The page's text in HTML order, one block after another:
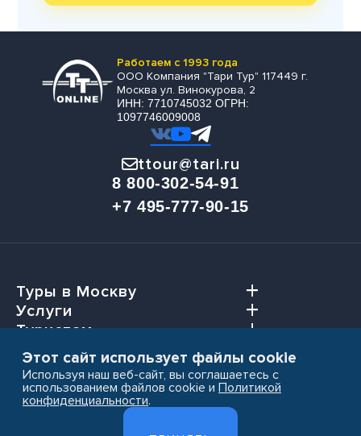
Работаем с 1993 года
ООО Компания "Тари Тур" 117449 г.
Москва ул. Винокурова, 2
ИНН: 7710745032 ОГРН:
1097746009008
ttour@tari.ru
8 800-302-54-91
+7 495-777-90-15
Туры в Москву
Услуги
Туристам
Агентствам
Этот сайт использует файлы cookie
Используя наш веб-сайт, вы соглашаетесь с
использованием файлов cookie и Политикой
конфиденциальности.